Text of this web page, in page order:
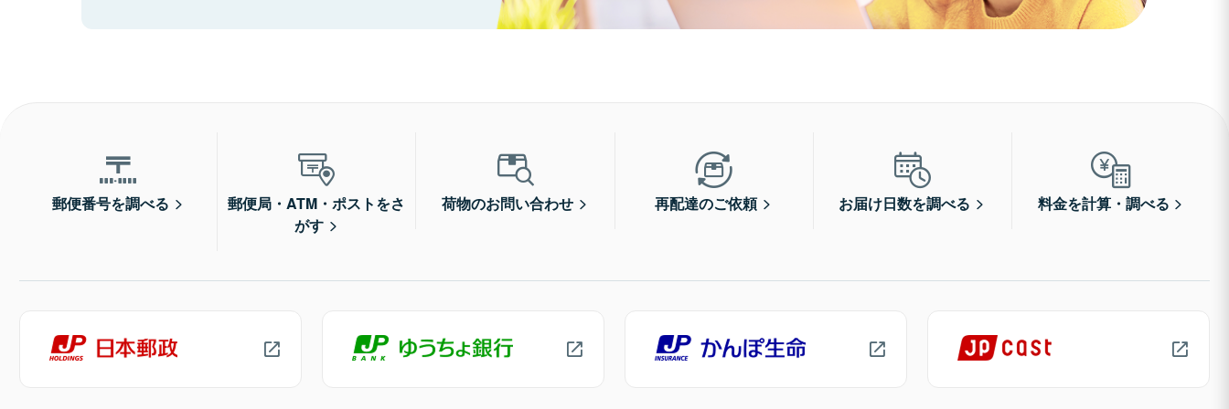
郵便番号を調べる
郵便局・ATM・ポストをさ
がす
荷物のお問い合わせ 再配達のご依頼 お届け日数を調べる 料金を計算・調べる